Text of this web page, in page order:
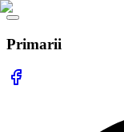
Primarii